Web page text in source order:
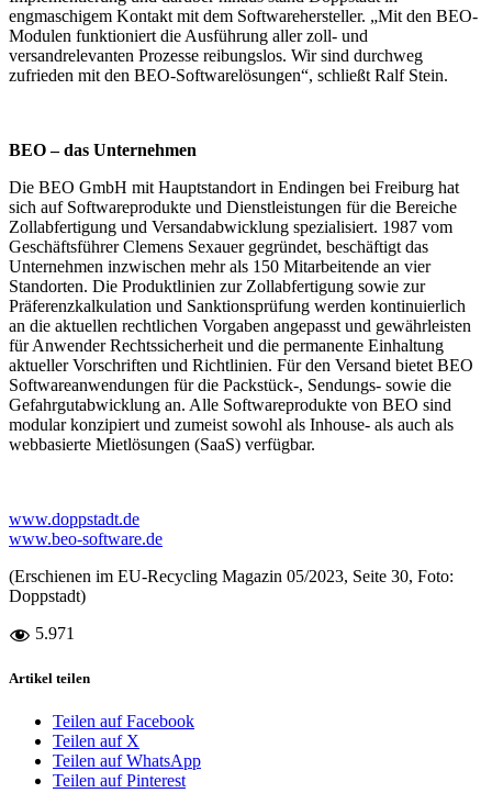
engmaschigem Kontakt mit dem Softwarehersteller. „Mit den BEO-
Modulen funktioniert die Ausführung aller zoll- und
versandrelevanten Prozesse reibungslos. Wir sind durchweg
zufrieden mit den BEO-Softwarelösungen“, schließt Ralf Stein.
BEO – das Unternehmen
Die BEO GmbH mit Hauptstandort in Endingen bei Freiburg hat
sich auf Softwareprodukte und Dienstleistungen für die Bereiche
Zollabfertigung und Versandabwicklung spezialisiert. 1987 vom
Geschäftsführer Clemens Sexauer gegründet, beschäftigt das
Unternehmen inzwischen mehr als 150 Mitarbeitende an vier
Standorten. Die Produktlinien zur Zollabfertigung sowie zur
Präferenzkalkulation und Sanktionsprüfung werden kontinuierlich
an die aktuellen rechtlichen Vorgaben angepasst und gewährleisten
für Anwender Rechtssicherheit und die permanente Einhaltung
aktueller Vorschriften und Richtlinien. Für den Versand bietet BEO
Softwareanwendungen für die Packstück-, Sendungs- sowie die
Gefahrgutabwicklung an. Alle Softwareprodukte von BEO sind
modular konzipiert und zumeist sowohl als Inhouse- als auch als
webbasierte Mietlösungen (SaaS) verfügbar.
www.doppstadt.de
www.beo-software.de
(Erschienen im EU-Recycling Magazin 05/2023, Seite 30, Foto:
Doppstadt)
5.971
Artikel teilen
Teilen auf Facebook
Teilen auf X
Teilen auf WhatsApp
Teilen auf Pinterest